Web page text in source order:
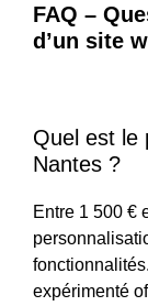
FAQ –
d’un site
Quel est le
Nantes ?
Entre 1 500 €
expérimenté